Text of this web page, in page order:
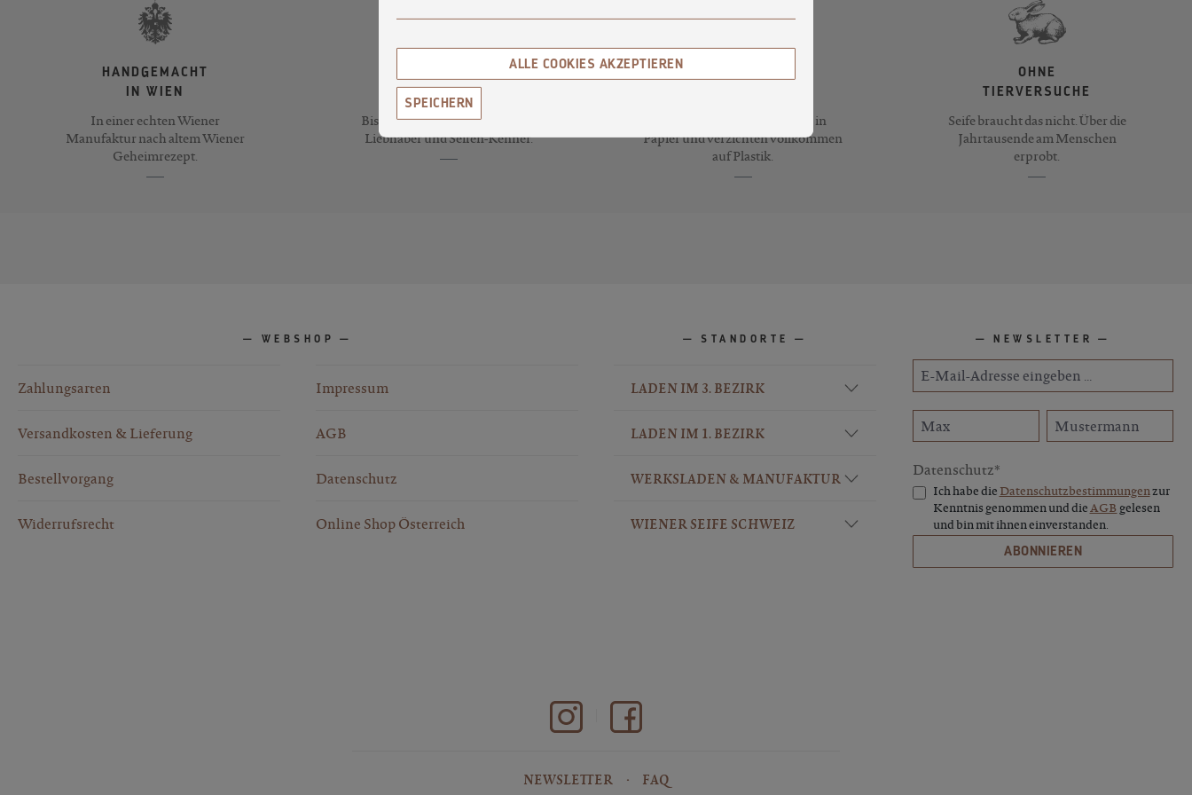
HANDGEMACHT
IN WIEN
In einer echten Wiener
Manufaktur nach altem Wiener
Geheimrezept.
SORTEN
Bis zu 70 Kreationen für Seifen-
Liebhaber und Seifen-Kenner.
Wir verpacken unsere Seife in
Papier und verzichten vollkommen
auf Plastik.
OHNE
TIERVERSUCHE
Seife braucht das nicht. Über die
Jahrtausende am Menschen
erprobt.
WEBSHOP
Zahlungsarten
Versandkosten & Lieferung
Bestellvorgang
Widerrufsrecht
Impressum
AGB
Datenschutz
Online Shop Österreich
STANDORTE
LADEN IM 3. BEZIRK
LADEN IM 1. BEZIRK
WERKSLADEN & MANUFAKTUR
WIENER SEIFE SCHWEIZ
NEWSLETTER
Datenschutz*
Ich habe die Datenschutzbestimmungenzur
Kenntnis genommen und dieAGB gelesen
und bin mit ihnen einverstanden.
ABONNIEREN
NEWSLETTER FAQ
ALLE COOKIES AKZEPTIEREN
SPEICHERN